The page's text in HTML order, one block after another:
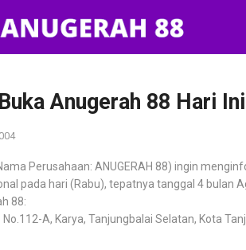
Anugerah 88 Hari
Perusahaan: ANUGERAH 88) ingin
pada hari (Rabu), tepatnya tanggal 4 bulan
88:
A, Karya, Tanjungbalai Selatan, Kota